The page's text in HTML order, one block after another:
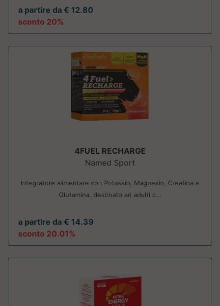
a partire da € 12.80
sconto 20%
4FUEL RECHARGE
Named Sport
Integratore alimentare con Potassio, Magnesio, Creatina e
Glutamina, destinato ad adulti c...
a partire da € 14.39
sconto 20.01%